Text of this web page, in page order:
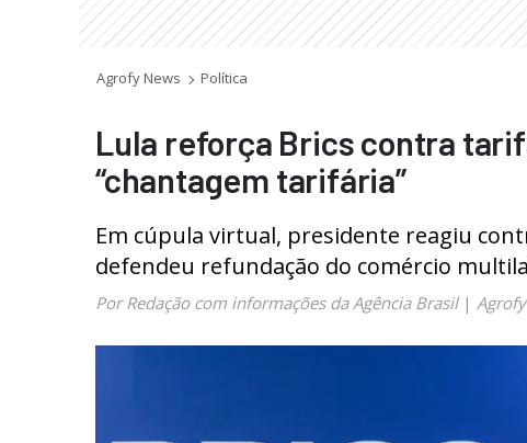
Agrofy News Política
Lula reforça Brics contra
“chantagem tarifária”
Em cúpula virtual, presidente reagiu
defendeu refundação do comércio
Por Redação com informações da Agência Brasil|